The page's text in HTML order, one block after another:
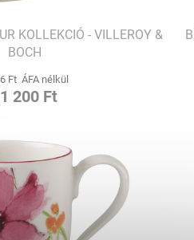
KOLLEKCIÓ - VILLEROY &
BOCH
Ft ÁFA nélkül
200 Ft